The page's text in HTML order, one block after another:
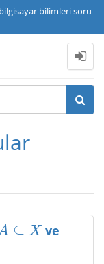
bilimleri soru
⊆ X
⊆X ve